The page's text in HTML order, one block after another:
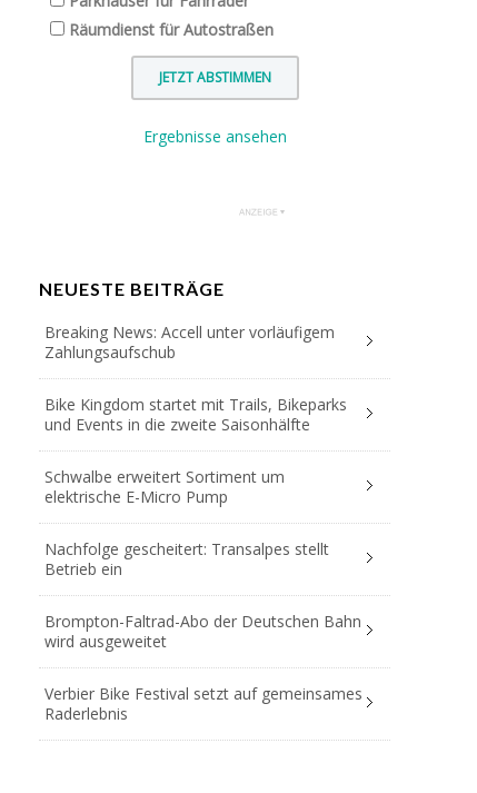
Räumdienst für Autostraßen
Ergebnisse ansehen
NEUESTE BEITRÄGE
Breaking News: Accell unter vorläufigem
Zahlungsaufschub
Bike Kingdom startet mit Trails, Bikeparks
und Events in die zweite Saisonhälfte
Schwalbe erweitert Sortiment um
elektrische E-Micro Pump
Nachfolge gescheitert: Transalpes stellt
Betrieb ein
Brompton-Faltrad-Abo der Deutschen Bahn
wird ausgeweitet
Verbier Bike Festival setzt auf gemeinsames
Raderlebnis